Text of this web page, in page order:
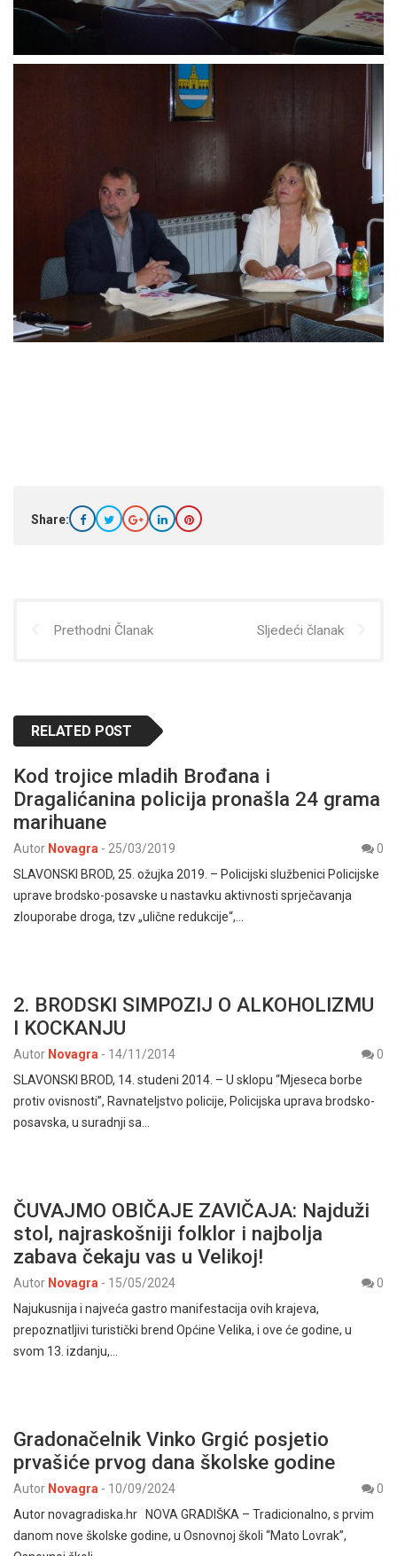
Share:
Prethodni Članak Sljedeći članak
RELATED POST
Kod trojice mladih Brođana i
Dragalićanina policija pronašla 24 grama
marihuane
Autor Novagra - 25/03/2019
0
SLAVONSKI BROD, 25. ožujka 2019. – Policijski službenici Policijske
uprave brodsko-posavske u nastavku aktivnosti sprječavanja
zlouporabe droga, tzv „ulične redukcije“,…
2. BRODSKI SIMPOZIJ O ALKOHOLIZMU
I KOCKANJU
Autor Novagra - 14/11/2014
0
SLAVONSKI BROD, 14. studeni 2014. – U sklopu “Mjeseca borbe
protiv ovisnosti”, Ravnateljstvo policije, Policijska uprava brodsko-
posavska, u suradnji sa…
ČUVAJMO OBIČAJE ZAVIČAJA: Najduži
stol, najraskošniji folklor i najbolja
zabava čekaju vas u Velikoj!
Autor Novagra - 15/05/2024
0
Najukusnija i najveća gastro manifestacija ovih krajeva,
prepoznatljivi turistički brend Općine Velika, i ove će godine, u
svom 13. izdanju,…
Gradonačelnik Vinko Grgić posjetio
prvašiće prvog dana školske godine
Autor Novagra - 10/09/2024
0
Autor novagradiska.hr NOVA GRADIŠKA – Tradicionalno, s prvim
danom nove školske godine, u Osnovnoj školi “Mato Lovrak”,